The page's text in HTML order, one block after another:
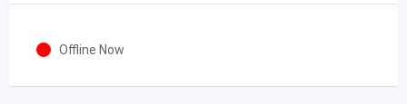
Offline Now